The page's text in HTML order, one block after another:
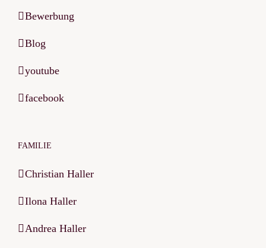
Bewerbung
Blog
youtube
facebook
FAMILIE
Christian Haller
Ilona Haller
Andrea Haller